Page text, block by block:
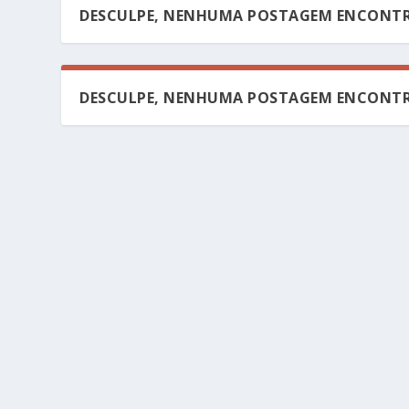
DESCULPE, NENHUMA POSTAGEM
DESCULPE, NENHUMA POSTAGEM